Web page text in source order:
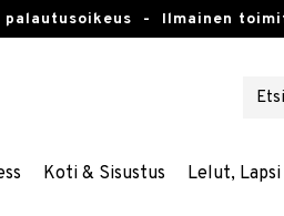
palautusoikeus - Ilmainen
Koti & Sisustus Lelut, Lapsi